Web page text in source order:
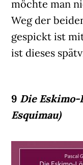
möchte man
Weg der
gespickt ist
ist dieses
9 Die Eskimo-
Esquimau)